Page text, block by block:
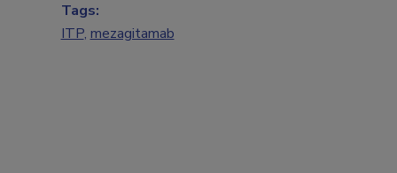
Tags:
ITP, mezagitamab